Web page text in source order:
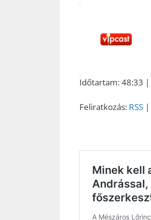
Időtartam: 48:33 |
Feliratkozás: RSS |